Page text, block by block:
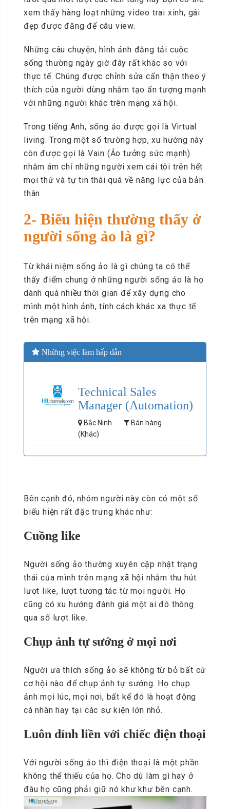
xem thấy hàng loạt những video trai xinh, gái
đẹp được đăng để câu view.
Những câu chuyện, hình ảnh đăng tải cuộc
sống thường ngày giờ đây rất khác so với
thực tế. Chúng được chỉnh sửa cẩn thận theo ý
thích của người dùng nhằm tạo ấn tượng mạnh
với những người khác trên mạng xã hội.
Trong tiếng Anh, sống ảo được gọi là Virtual
living. Trong một số trường hợp, xu hướng này
còn được gọi là Vain (Ảo tưởng sức mạnh)
nhằm ám chỉ những người xem cái tôi trên hết
mọi thứ và tự tin thái quá về năng lực của bản
thân.
2- Biểu hiện thường thấy ở
người sống ảo là gì?
Từ khái niệm sống ảo là gì chúng ta có thể
thấy điểm chung ở những người sống ảo là họ
dành quá nhiều thời gian để xây dựng cho
mình một hình ảnh, tính cách khác xa thực tế
trên mạng xã hội.
Những việc làm hấp dẫn
Technical Sales
Manager (Automation)
Bắc Ninh
Bán hàng
(Khác)
Bên cạnh đó, nhóm người này còn có một số
biểu hiện rất đặc trưng khác như:
Cuồng like
Người sống ảo thường xuyên cập nhật trạng
thái của mình trên mạng xã hội nhằm thu hút
lượt like, lượt tương tác từ mọi người. Họ
cũng có xu hướng đánh giá một ai đó thông
qua số lượt like.
Chụp ảnh tự sướng ở mọi nơi
Người ưa thích sống ảo sẽ không từ bỏ bất cứ
cơ hội nào để chụp ảnh tự sướng. Họ chụp
ảnh mọi lúc, mọi nơi, bất kể đó là hoạt động
cá nhân hay tại các sự kiện lớn nhỏ.
Luôn dính liền với chiếc điện thoại
Với người sống ảo thì điện thoại là một phần
không thể thiếu của họ. Cho dù làm gì hay ở
đâu họ cũng phải giữ nó khư khư bên cạnh.